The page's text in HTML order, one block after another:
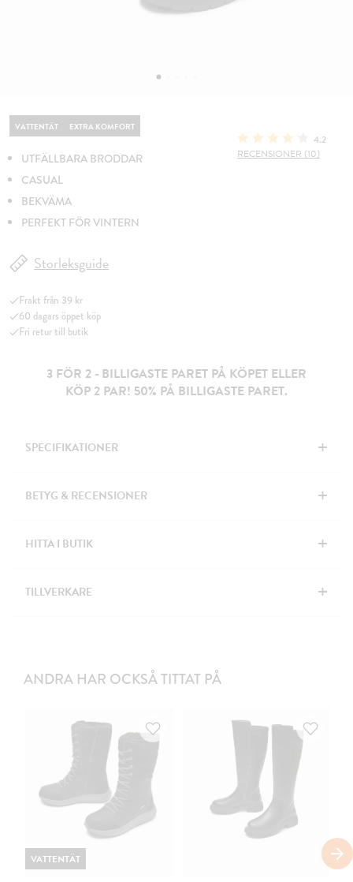
VATTENTÄT EXTRA KOMFORT
UTFÄLLBARA BRODDAR
CASUAL
BEKVÄMA
PERFEKT FÖR VINTERN
4.2
RECENSIONER (10)
Storleksguide
Frakt från 39 kr
60 dagars öppet köp
Fri retur till butik
3 FÖR 2 - BILLIGASTE PARET PÅ KÖPET ELLER
KÖP 2 PAR! 50% PÅ BILLIGASTE PARET.
SPECIFIKATIONER +
BETYG & RECENSIONER +
HITTA I BUTIK +
TILLVERKARE +
ANDRA HAR OCKSÅ TITTAT PÅ
VATTENTÄT